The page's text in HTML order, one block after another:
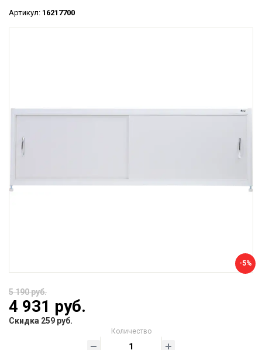
Артикул: 16217700
-5%
5 190 руб.
4 931 руб.
Скидка 259 руб.
Количество